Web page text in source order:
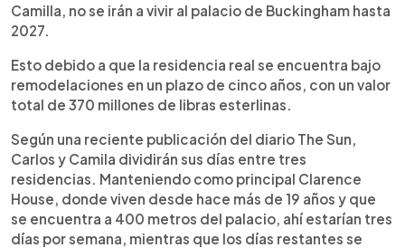
Camilla, no se irán a vivir al palacio de Buckingham hasta
2027.
Esto debido a que la residencia real se encuentra bajo
remodelaciones en un plazo de cinco años, con un valor
total de 370 millones de libras esterlinas.
Según una reciente publicación del diario The Sun,
Carlos y Camila dividirán sus días entre tres
residencias. Manteniendo como principal Clarence
House, donde viven desde hace más de 19 años y que
se encuentra a 400 metros del palacio, ahí estarían tres
días por semana, mientras que los días restantes se